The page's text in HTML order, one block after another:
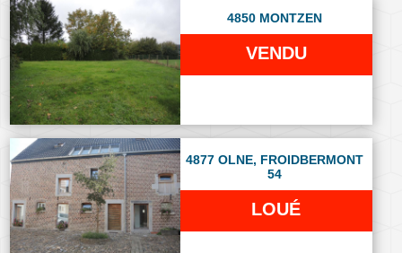
4850 MONTZEN
VENDU
4877 OLNE, FROIDBERMONT
54
LOUÉ